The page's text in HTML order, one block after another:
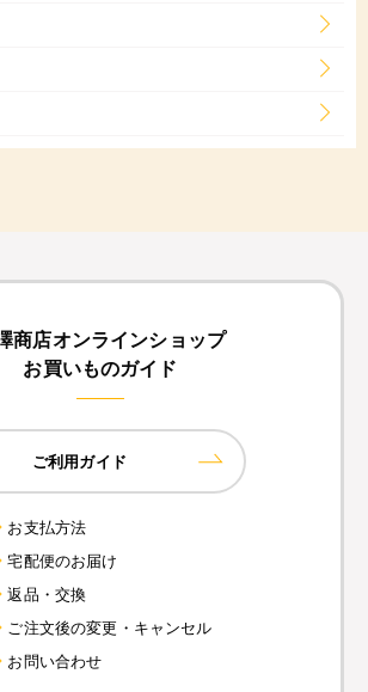
商店オンラインショップ
お買いものガイド
ご利用ガイド
お支払方法
宅配便のお届け
返品・交換
ご注文後の変更・キャンセル
お問い合わせ